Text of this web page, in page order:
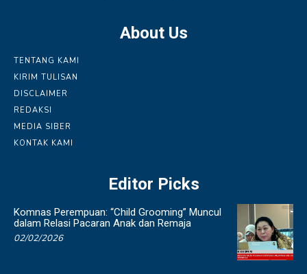
About Us
TENTANG KAMI
KIRIM TULISAN
DISCLAIMER
REDAKSI
MEDIA SIBER
KONTAK KAMI
Editor Picks
Komnas Perempuan: “Child Grooming” Muncul
dalam Relasi Pacaran Anak dan Remaja
02/02/2026